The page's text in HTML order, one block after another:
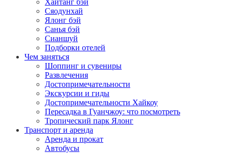
Хайтанг бэй
Сяодунхай
Ялонг бэй
Санья бэй
Сианшуй
Подборки отелей
Чем заняться
Шоппинг и сувениры
Развлечения
Достопримечательности
Экскурсии и гиды
Достопримечательности Хайкоу
Пересадка в Гуанчжоу: что посмотреть
Тропический парк Ялонг
Транспорт и аренда
Аренда и прокат
Автобусы